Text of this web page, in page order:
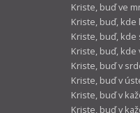
Kriste, buď ve
Kriste, buď, kde
Kriste, buď, kde
Kriste, buď, kde
Kriste, buď v
Kriste, buď v
Kriste, buď v
Kriste, buď v